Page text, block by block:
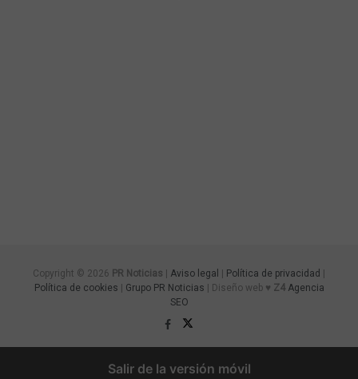
Copyright © 2026 PR Noticias | Aviso legal | Política de privacidad |
Política de cookies | Grupo PR Noticias | Diseño web ♥ Z4 Agencia
SEO
Salir de la versión móvil